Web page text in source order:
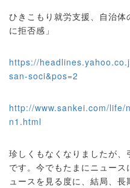
ひきこもり就労支援、自治
に拒否感」
https://
san-soci&pos=2
http://www.sankei.com/
n1.html
珍しくもなくなりましたが
です。今でもたまにニュー
ュースを見る度に、結局、